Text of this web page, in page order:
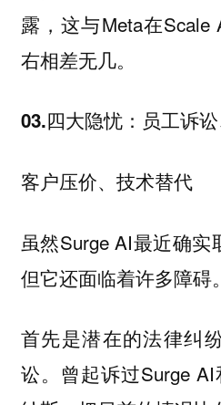
露，这与Meta在
右相差无几。
03.四大隐忧：员工诉
客户压价、技术替代
虽然Surge AI最近确实
但它还面临着许多障碍
首先是潜在的法律纠
讼。 曾起诉过Surge